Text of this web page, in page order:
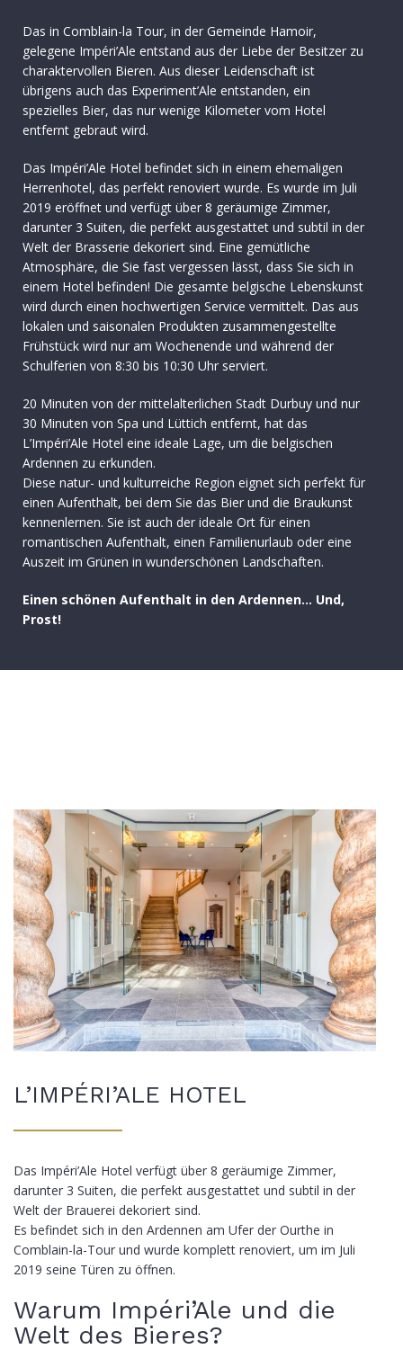
Das in Comblain-la Tour, in der Gemeinde Hamoir,
gelegene Impéri’Ale entstand aus der Liebe der Besitzer zu
charaktervollen Bieren. Aus dieser Leidenschaft ist
übrigens auch das Experiment’Ale entstanden, ein
spezielles Bier, das nur wenige Kilometer vom Hotel
entfernt gebraut wird.
Das Impéri’Ale Hotel befindet sich in einem ehemaligen
Herrenhotel, das perfekt renoviert wurde. Es wurde im Juli
2019 eröffnet und verfügt über 8 geräumige Zimmer,
darunter 3 Suiten, die perfekt ausgestattet und subtil in der
Welt der Brasserie dekoriert sind. Eine gemütliche
Atmosphäre, die Sie fast vergessen lässt, dass Sie sich in
einem Hotel befinden! Die gesamte belgische Lebenskunst
wird durch einen hochwertigen Service vermittelt. Das aus
lokalen und saisonalen Produkten zusammengestellte
Frühstück wird nur am Wochenende und während der
Schulferien von 8:30 bis 10:30 Uhr serviert.
20 Minuten von der mittelalterlichen Stadt Durbuy und nur
30 Minuten von Spa und Lüttich entfernt, hat das
L’Impéri’Ale Hotel eine ideale Lage, um die belgischen
Ardennen zu erkunden.
Diese natur- und kulturreiche Region eignet sich perfekt für
einen Aufenthalt, bei dem Sie das Bier und die Braukunst
kennenlernen. Sie ist auch der ideale Ort für einen
romantischen Aufenthalt, einen Familienurlaub oder eine
Auszeit im Grünen in wunderschönen Landschaften.
Einen schönen Aufenthalt in den Ardennen… Und,
Prost!
L’IMPÉRI’ALE HOTEL
Das Impéri’Ale Hotel verfügt über 8 geräumige Zimmer,
darunter 3 Suiten, die perfekt ausgestattet und subtil in der
Welt der Brauerei dekoriert sind.
Es befindet sich in den Ardennen am Ufer der Ourthe in
Comblain-la-Tour und wurde komplett renoviert, um im Juli
2019 seine Türen zu öffnen.
Warum Impéri’Ale und die
Welt des Bieres?